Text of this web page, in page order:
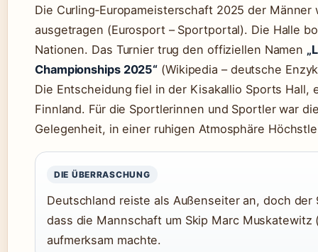
Die Curling‑Europameisterschaft 2025 der
ausgetragen (Eurosport – Sportportal). Die Halle
Nationen. Das Turnier trug den offiziellen Namen
Championships 2025“ (Wikipedia – deutsche
Die Entscheidung fiel in der Kisakallio Sports Hall,
Finnland. Für die Sportlerinnen und Sportler war
Gelegenheit, in einer ruhigen Atmosphäre
DIE ÜBERRASCHUNG
Deutschland reiste als Außenseiter an, doch
dass die Mannschaft um Skip Marc Muskatewitz
aufmerksam machte.